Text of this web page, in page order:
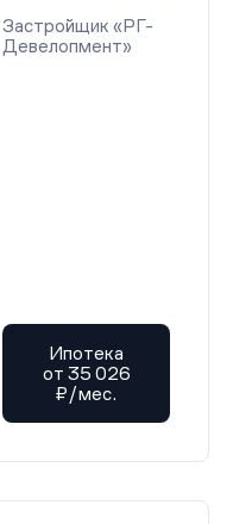
Застройщик «РГ-
Девелопмент»
Ипотека
от 35 026
₽/мес.